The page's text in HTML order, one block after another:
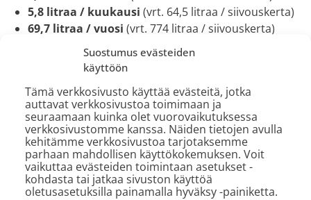
Suostumus evästeiden
käyttöön
Tämä verkkosivusto käyttää evästeitä, jotka
auttavat verkkosivustoa toimimaan ja
seuraamaan kuinka olet vuorovaikutuksessa
verkkosivustomme kanssa. Näiden tietojen avulla
kehitämme verkkosivustoa tarjotaksemme
parhaan mahdollisen käyttökokemuksen. Voit
vaikuttaa evästeiden toimintaan asetukset -
kohdasta tai jatkaa sivuston käyttöä
oletusasetuksilla painamalla hyväksy -painiketta.
5,8 litraa / kuukausi (vrt. 64,5 litraa / siivouskerta)
69,7 litraa / vuosi (vrt. 774 litraa / siivouskerta)
Pienistä puroista syntyy aidosti merkittäviä tekoja, sillä
Askin mukainen taloyhtiösiivous säästää vettä yli kuusi
miljoonaa litraa vuodessa. Mitä kuusi miljoonaa litraa
vettä tarkoittaa käytännössä?Jos vesihana valuu 10
litraa minuutissa, sen pitäisi valua yhtäjaksoisesti 416
päivää, jotta se kuluttaisi kuusi miljoonaa litraa.
Suositus on juoda noin kaksi litraa vettä päivässä per
henkilö. Tällä vesimäärällä yksi ihminen pärjäisi 8 219
vuotta, ja vettä riittäisi 10 000 hengelle noin 1,6